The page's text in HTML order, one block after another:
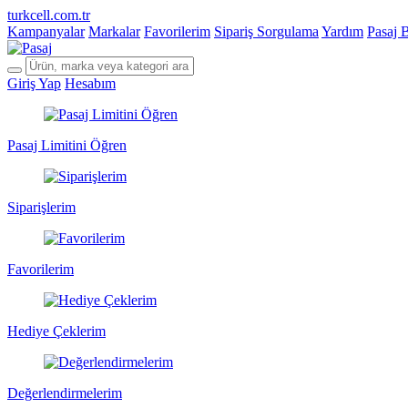
turkcell.com.tr
Kampanyalar Markalar Favorilerim Sipariş Sorgulama Yardım Pasaj
Giriş Yap Hesabım
Pasaj Limitini Öğren
Siparişlerim
Favorilerim
Hediye Çeklerim
Değerlendirmelerim